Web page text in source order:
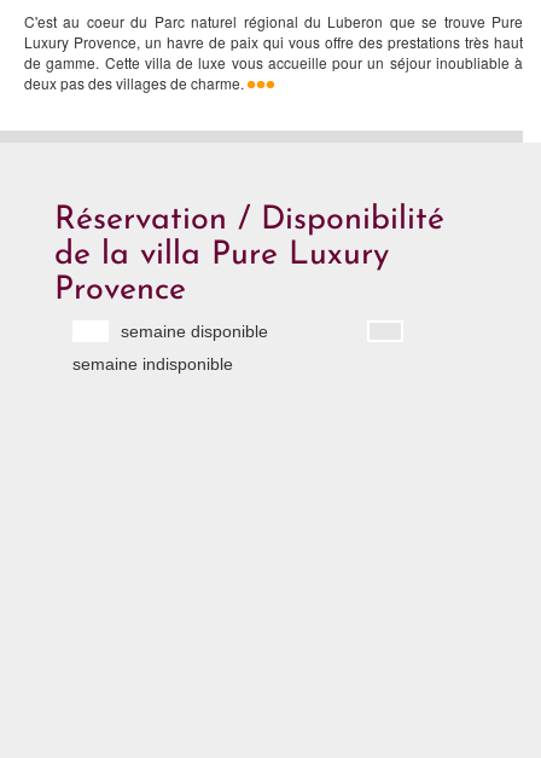
C'est au coeur du Parc naturel régional du Luberon que se trouve Pure
Luxury Provence, un havre de paix qui vous offre des prestations très haut
de gamme. Cette villa de luxe vous accueille pour un séjour inoubliable à
deux pas des villages de charme.
Réservation / Disponibilité
de la villa Pure Luxury
Provence
semaine disponible
semaine indisponible